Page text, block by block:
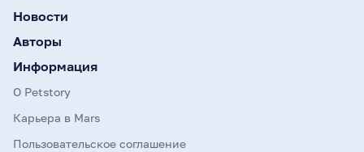
Новости
Авторы
Информация
О Petstory
Карьера в Mars
Пользовательское соглашение